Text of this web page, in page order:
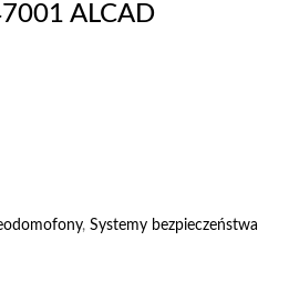
ALCAD
, Systemy bezpieczeństwa